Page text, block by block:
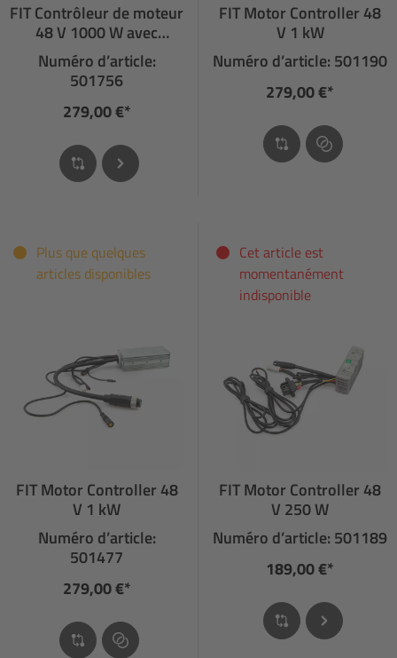
FIT Contrôleur de moteur
48 V 1000 W avec
connexion pour signal de
freinage
Numéro d’article:
501756
279,00 €*
FIT Motor Controller 48
V 1 kW
Numéro d’article: 501190
279,00 €*
Plus que quelques
articles disponibles
FIT Motor Controller 48
V 1 kW
Numéro d’article:
501477
279,00 €*
Cet article est
momentanément
indisponible
FIT Motor Controller 48
V 250 W
Numéro d’article: 501189
189,00 €*